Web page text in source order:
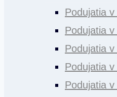
Podujatia
Podujatia
Podujatia
Podujatia
Podujatia